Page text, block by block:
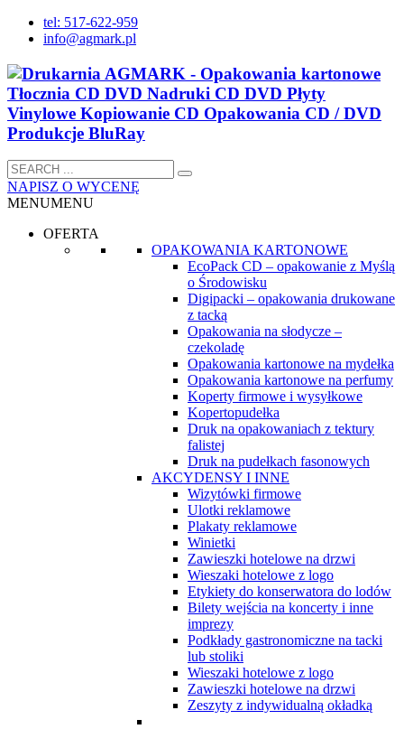
tel: 517-622-959
info@agmark.pl
NAPISZ O WYCENĘ
MENUMENU
OFERTA
OPAKOWANIA KARTONOWE
EcoPack CD – opakowanie z Myślą
o Środowisku
Digipacki – opakowania drukowane
z tacką
Opakowania na słodycze –
czekoladę
Opakowania kartonowe na mydełka
Opakowania kartonowe na perfumy
Koperty firmowe i wysyłkowe
Kopertopudełka
Druk na opakowaniach z tektury
falistej
Druk na pudełkach fasonowych
AKCYDENSY I INNE
Wizytówki firmowe
Ulotki reklamowe
Plakaty reklamowe
Winietki
Zawieszki hotelowe na drzwi
Wieszaki hotelowe z logo
Etykiety do konserwatora do lodów
Bilety wejścia na koncerty i inne
imprezy
Podkłady gastronomiczne na tacki
lub stoliki
Wieszaki hotelowe z logo
Zawieszki hotelowe na drzwi
Zeszyty z indywidualną okładką